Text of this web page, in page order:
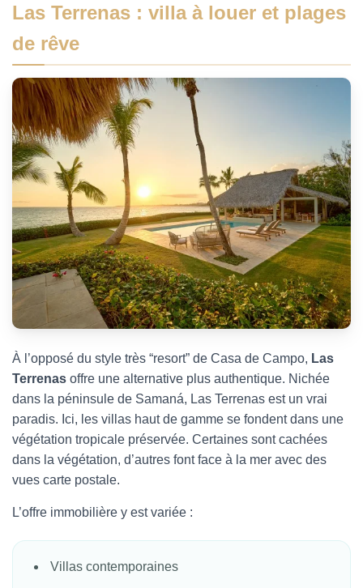
Las Terrenas : villa à louer et plages
de rêve
À l’opposé du style très “resort” de Casa de Campo, Las
Terrenas offre une alternative plus authentique. Nichée
dans la péninsule de Samaná, Las Terrenas est un vrai
paradis. Ici, les villas haut de gamme se fondent dans une
végétation tropicale préservée. Certaines sont cachées
dans la végétation, d’autres font face à la mer avec des
vues carte postale.
L’offre immobilière y est variée :
Villas contemporaines